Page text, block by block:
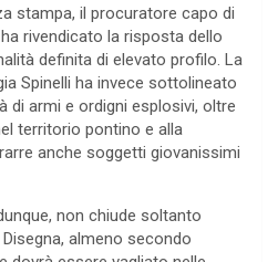
stampa, il procuratore capo di
rivendicato la risposta dello
definita di elevato profilo. La
Spinelli ha invece sottolineato
di armi e ordigni esplosivi, oltre
territorio pontino e alla
anche soggetti giovanissimi
non chiude soltanto
almeno secondo